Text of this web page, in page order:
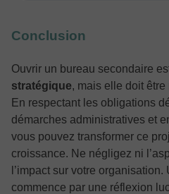
Conclusion
Ouvrir un bureau secondaire
stratégique, mais elle doit
En respectant les obligations
démarches administratives et
vous pouvez transformer ce
croissance. Ne négligez ni
l’impact sur votre
commence par une réflexion